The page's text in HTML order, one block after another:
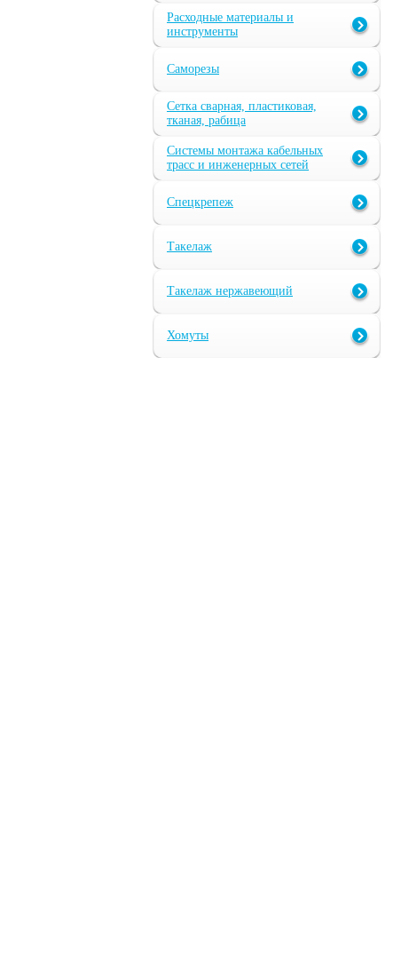
Расходные материалы и
инструменты
Саморезы
Сетка сварная, пластиковая,
тканая, рабица
Системы монтажа кабельных
трасс и инженерных сетей
Спецкрепеж
Такелаж
Такелаж нержавеющий
Хомуты